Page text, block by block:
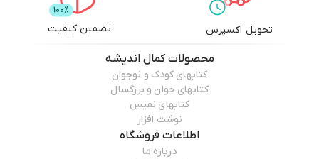
تحویل اکسپرس تضمین کیفیت
محصولاتکمال اندیشه
کتابهای کودک و نوجوان
کتابهای جوان و بزرگسال
کتابهای نفیس
نوشت افزار
اطلاعات فروشگاه
درباره ما